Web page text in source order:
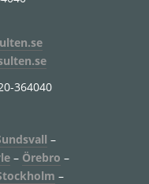
364040
–
– Örebro –
–